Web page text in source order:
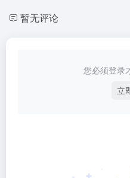
暂无评论
您必须登录
立